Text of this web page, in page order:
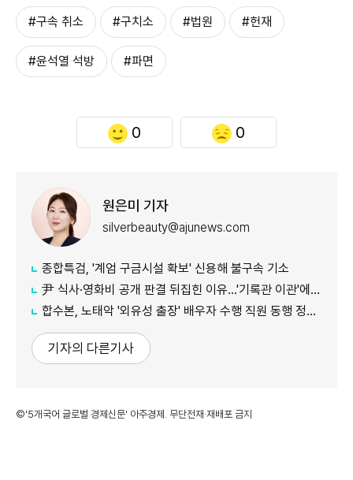
#구속 취소 #구치소 #법원 #헌재
#윤석열 석방 #파면
0 0
원은미 기자
silverbeauty@ajunews.com
종합특검, '계엄 구금시설 확보' 신용해 불구속 기소
尹 식사·영화비 공개 판결 뒤집힌 이유…'기록관 이관'에 소송 실익 쟁점
합수본, 노태악 '외유성 출장' 배우자 수행 직원 동행 정황 포착
기자의 다른기사
©'5개국어 글로벌 경제신문' 아주경제. 무단전재·재배포 금지